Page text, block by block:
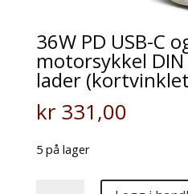
36W PD USB-C
motorsykkel DIN
lader
kr331,00
5 på lager